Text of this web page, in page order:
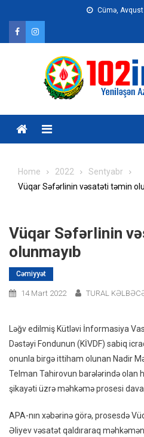
content
Cümə,
Home 2022
Sentyabr
Vüqar Səfərlinin vəsatəti təmin
Vüqar Səfərlinin
olunmayıb
Cəmiyyət
14 Mart 2022 TURAL
Ləğv edilmiş Kütləvi İnformasiya
Dəstəyi Fondunun (KİVDF) sabiq
onunla birgə ittiham olunan Nadir
Telman Tahirovun barələrində olan
şikayəti üzrə məhkəmə prosesi
APA-nın xəbərinə görə, prosesdə
Əliyev vəsatət qaldıraraq